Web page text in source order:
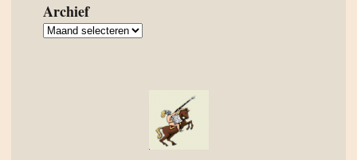
Archief
Archief